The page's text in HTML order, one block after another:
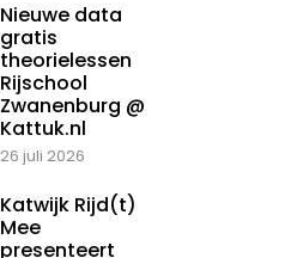
Nieuwe data
gratis
theorielessen
Rijschool
Zwanenburg @
Kattuk.nl
26 juli 2026
Katwijk Rijd(t)
Mee
presenteert